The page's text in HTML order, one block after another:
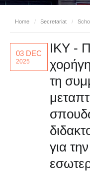
Home / Secretariat /
03 DEC
2025
ΙΚΥ -
τη
για